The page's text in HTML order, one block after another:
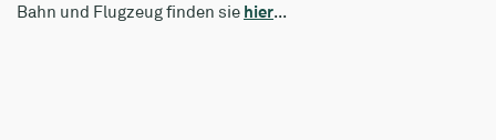
Bahn und Flugzeug finden sie hier...